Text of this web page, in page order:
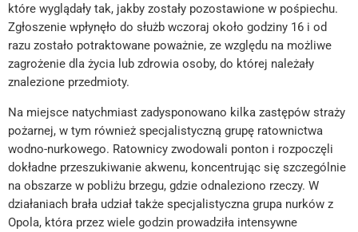
które wyglądały tak, jakby zostały pozostawione w pośpiechu.
Zgłoszenie wpłynęło do służb wczoraj około godziny 16 i od
razu zostało potraktowane poważnie, ze względu na możliwe
zagrożenie dla życia lub zdrowia osoby, do której należały
znalezione przedmioty.
Na miejsce natychmiast zadysponowano kilka zastępów straży
pożarnej, w tym również specjalistyczną grupę ratownictwa
wodno-nurkowego. Ratownicy zwodowali ponton i rozpoczęli
dokładne przeszukiwanie akwenu, koncentrując się szczególnie
na obszarze w pobliżu brzegu, gdzie odnaleziono rzeczy. W
działaniach brała udział także specjalistyczna grupa nurków z
Opola, która przez wiele godzin prowadziła intensywne